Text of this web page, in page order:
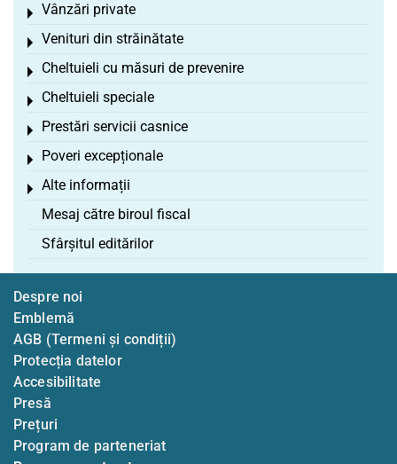
Vânzări private
Toggle menu
Venituri din străinătate
Toggle menu
Cheltuieli cu măsuri de prevenire
Toggle menu
Cheltuieli speciale
Toggle menu
Prestări servicii casnice
Toggle menu
Poveri excepționale
Toggle menu
Alte informații
Toggle menu
Mesaj către biroul fiscal
Sfârșitul editărilor
Despre noi
Emblemă
AGB (Termeni și condiții)
Protecția datelor
Accesibilitate
Presă
Prețuri
Program de parteneriat